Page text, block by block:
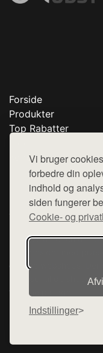
Vi bruger
forbedre din
indhold og
siden fungerer
Cookie- og
Indstillinger
Forside
Produkter
Top Rabatter
Kontakt
Denne side er en del
hjemmesider med
diverse webshops.
henviser til de shops,
varerne på lager.
© 2026